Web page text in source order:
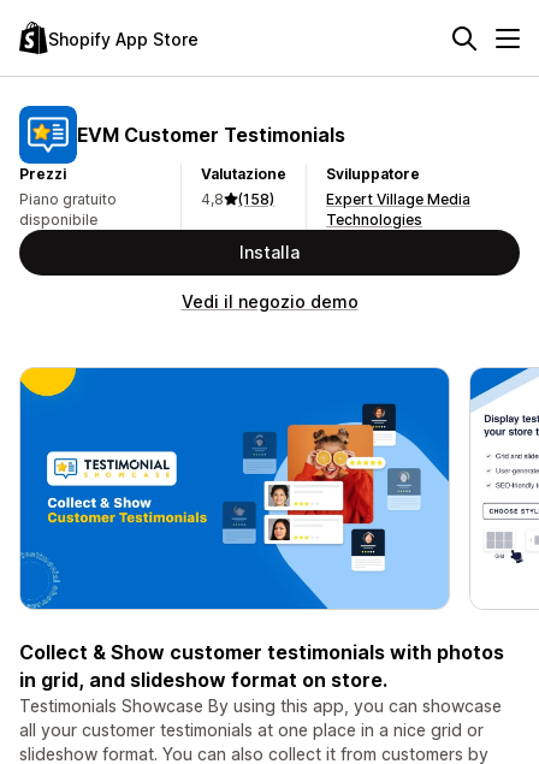
Shopify App Store
EVM Customer Testimonials
Prezzi
Piano gratuito
disponibile
Valutazione
4,8
(158)
Sviluppatore
Expert Village Media
Technologies
Installa
Vedi il negozio demo
Collect & Show customer testimonials with photos
in grid, and slideshow format on store.
Testimonials Showcase By using this app, you can showcase
all your customer testimonials at one place in a nice grid or
slideshow format. You can also collect it from customers by